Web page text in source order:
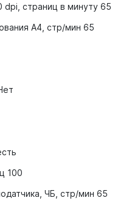
dpi, страниц в минуту 65
А4, стр/мин 65
100
ЧБ, стр/мин 65